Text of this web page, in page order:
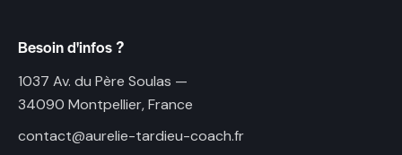
Besoin d'infos ?
1037 Av. du Père Soulas —
34090 Montpellier, France
contact@aurelie-tardieu-coach.fr